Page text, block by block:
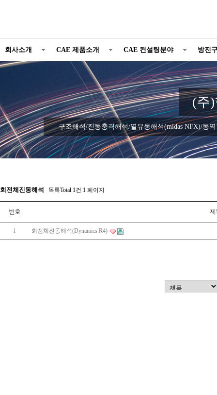
회사소개 CAE 제품소개 CAE 컨설팅분야 방진
(주
구조해석/진동충격해석/열유동해석(midas NFX)/동
회전체진동해석 목록Total 1건 1 페이지
번호 제
1 회전체진동해석(Dynamics R4)